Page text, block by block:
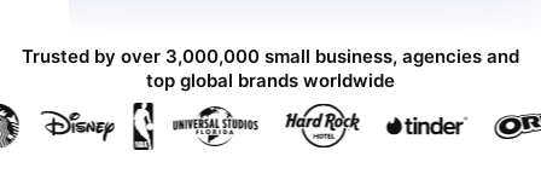
Trusted by over 3,000,000 small business, agencies and
top global brands worldwide